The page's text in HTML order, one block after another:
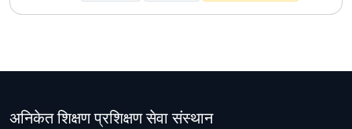
अनिकेत शिक्षण प्रशिक्षण सेवा संस्थान